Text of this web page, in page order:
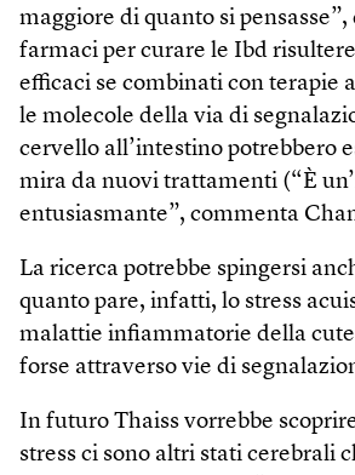
maggiore di quanto si pensasse”,
farmaci per curare le Ibd
efficaci se combinati con terapie
le molecole della via di
cervello all’intestino potrebbero
mira da nuovi trattamenti (“È
entusiasmante”, commenta
La ricerca potrebbe spingersi
quanto pare, infatti, lo stress
malattie infiammatorie della
forse attraverso vie di
In futuro Thaiss vorrebbe
stress ci sono altri stati cerebrali